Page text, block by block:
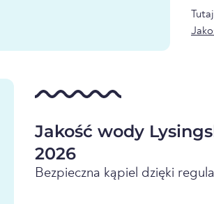
Jakość wody
2026
Bezpieczna kąpiel dzięki